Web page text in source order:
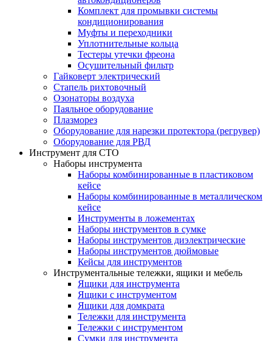
Комплект для промывки системы
кондиционирования
Муфты и переходники
Уплотнительные кольца
Тестеры утечки фреона
Осушительный фильтр
Гайковерт электрический
Стапель рихтовочный
Озонаторы воздуха
Паяльное оборудование
Плазморез
Оборудование для нарезки протектора (регрувер)
Оборудование для РВД
Инструмент для СТО
Наборы инструмента
Наборы комбинированные в пластиковом
кейсе
Наборы комбинированные в металлическом
кейсе
Инструменты в ложементах
Наборы инструментов в сумке
Наборы инструментов диэлектрические
Наборы инструментов дюймовые
Кейсы для инструментов
Инструментальные тележки, ящики и мебель
Ящики для инструмента
Ящики с инструментом
Ящики для домкрата
Тележки для инструмента
Тележки с инструментом
Сумки для инструмента